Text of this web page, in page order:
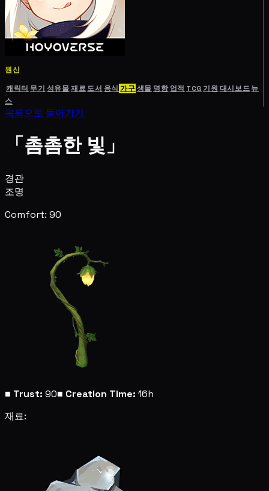
원신
캐릭터 무기 성유물재료도서 음식 가구생물 명함 업적 TCG기원 대시보드뉴
스
목록으로 돌아가기
「촘촘한 빛」
경관
조명
Comfort: 90
■ Trust: 90■ Creation Time: 16h
재료: